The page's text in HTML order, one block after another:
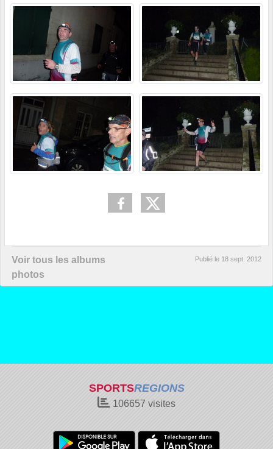
Voir tous les albums
photos
Publié le 18 sept. 2012
SPORTSREGIONS
106657 visites